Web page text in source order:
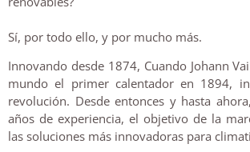
Sí, por todo ello, y por mucho más.
Innovando desde 1874, Cuando Johann
mundo el primer calentador en 1894,
revolución. Desde entonces y hasta
años de experiencia, el objetivo de la
las soluciones más innovadoras para